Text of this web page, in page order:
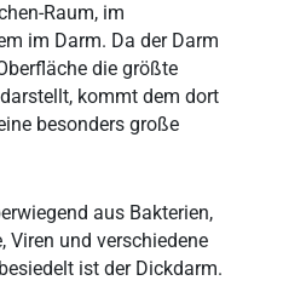
Raum, im
im Darm. Da der Darm
die größte
kommt dem dort
besonders große
aus Bakterien,
Viren und verschiedene
ist der Dickdarm.